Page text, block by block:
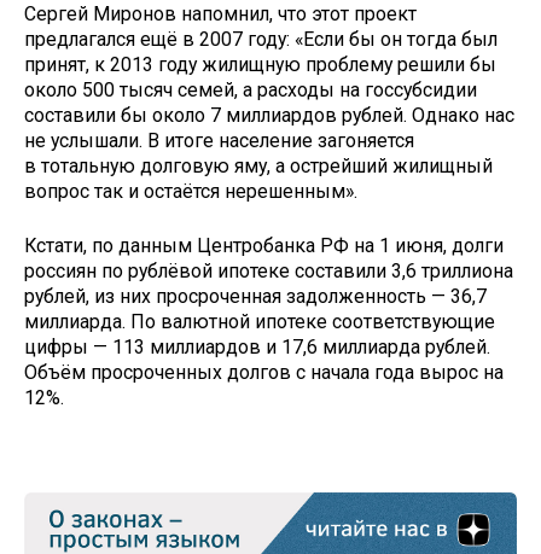
Сергей Миронов напомнил, что этот проект
предлагался ещё в 2007 году: «Если бы он тогда был
принят, к 2013 году жилищную проблему решили бы
около 500 тысяч семей, а расходы на госсубсидии
составили бы около 7 миллиардов рублей. Однако нас
не услышали. В итоге население загоняется
в тотальную долговую яму, а острейший жилищный
вопрос так и остаётся нерешенным».
Кстати, по данным Центробанка РФ на 1 июня, долги
россиян по рублёвой ипотеке составили 3,6 триллиона
рублей, из них просроченная задолженность — 36,7
миллиарда. По валютной ипотеке соответствующие
цифры — 113 миллиардов и 17,6 миллиарда рублей.
Объём просроченных долгов с начала года вырос на
12%.